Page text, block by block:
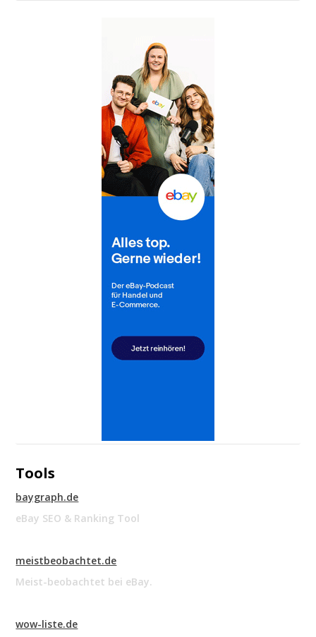
Tools
baygraph.de
eBay SEO & Ranking Tool
meistbeobachtet.de
Meist-beobachtet bei eBay.
wow-liste.de